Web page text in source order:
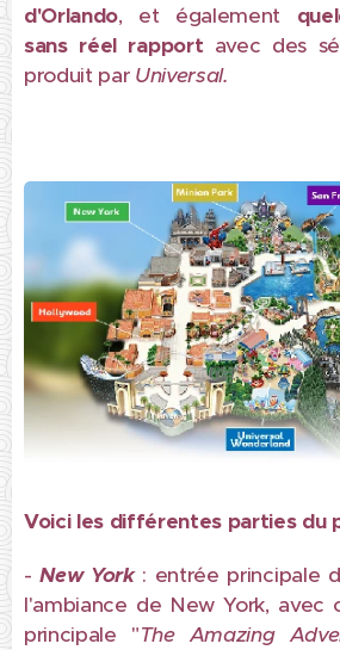
d'Orlando, et également
sans réel rapport avec des
produit par Universal.
Voici les différentes parties du
-New York : entrée principale
l'ambiance de New York, avec
principale "The Amazing